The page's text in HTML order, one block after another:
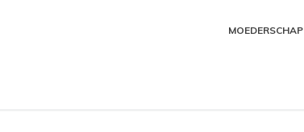
MOEDERSCHAP